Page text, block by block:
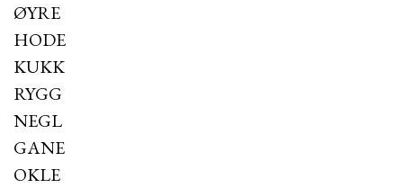
ØYRE
HODE
KUKK
RYGG
NEGL
GANE
OKLE